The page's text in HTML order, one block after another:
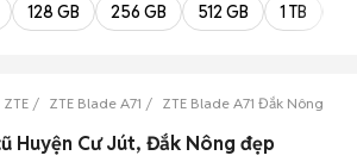
128 GB 256 GB 512 GB 1 TB
ZTE ZTE Blade A71 ZTE Blade A71 Đắk Nông
Huyện Cư Jút, Đắk Nông đẹp